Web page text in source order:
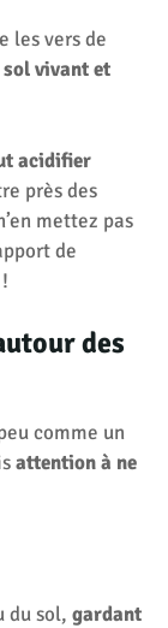
les vers de
vivant et
acidifier
près des
mettez pas
de
des
comme un
attention à ne
du sol, gardant